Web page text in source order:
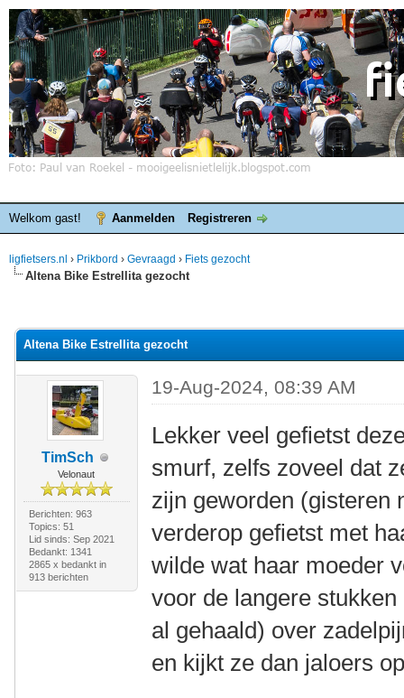
Welkom gast! Aanmelden Registreren
ligfietsers.nl › Prikbord › Gevraagd › Fiets gezocht
Altena Bike Estrellita gezocht
Altena Bike Estrellita gezocht
TimSch
Velonaut
Berichten: 963
Topics: 51
Lid sinds: Sep 2021
Bedankt: 1341
2865 x bedankt in
913 berichten
19-Aug-2024, 08:39 AM
Lekker veel gefietst
smurf, zelfs zoveel dat
zijn geworden (gisteren
verderop gefietst met
wilde wat haar moeder
voor de langere
al gehaald) over
en kijkt ze dan jaloers